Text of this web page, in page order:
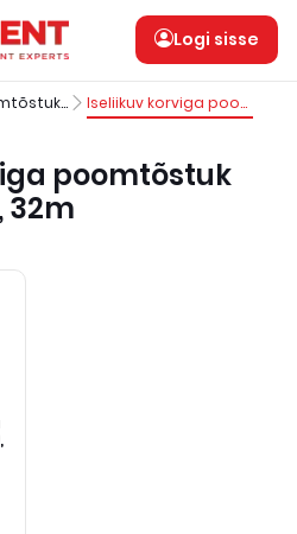
Logi sisse
Korviga poomtõstukid (diisel) Iseliikuv korviga poomtõstuk (diisel, 4 WD), 32m
poomtõstuk
32m